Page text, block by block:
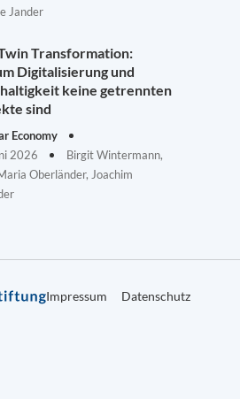
Jander
Transformation:
Digitalisierung und
keine getrennten
sind
Economy
2026
Birgit Wintermann,
Oberländer, Joachim
Impressum Datenschutz